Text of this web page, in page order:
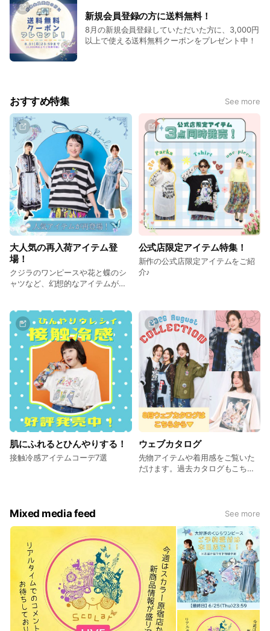
新規会員登録の方に送料無料！
8月の新規会員登録していただいた方に、3,000円
以上で使える送料無料クーポンをプレゼント中！
おすすめ特集 See more
大人気の再入荷アイテム登
場！
クジラのワンピースや花と蝶のシ
ャツなど、幻想的なアイテムが再
公式店限定アイテム特集！
新作の公式店限定アイテムをご紹
介♪
肌にふれるとひんやりする！
接触冷感アイテムコーデ7選
ウェブカタログ
先物アイテムや着用感をご覧いた
だけます。過去カタログもこちら
Mixed media feed See more